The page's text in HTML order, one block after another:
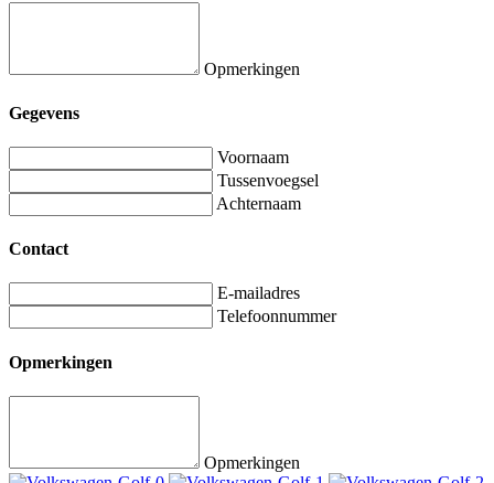
Opmerkingen
Gegevens
Voornaam
Tussenvoegsel
Achternaam
Contact
E-mailadres
Telefoonnummer
Opmerkingen
Opmerkingen